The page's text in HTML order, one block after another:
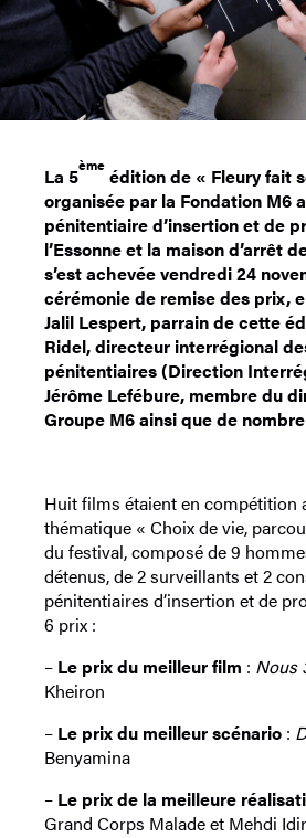
La 5ème édition de « Fleury fait
organisée par la Fondation M6
pénitentiaire d’insertion et de
l’Essonne et la maison d’arrêt
s’est achevée vendredi 24
cérémonie de remise des prix,
Jalil Lespert, parrain de cette
Ridel, directeur interrégional
pénitentiaires (Direction
Jérôme Lefébure, membre du
Groupe M6 ainsi que de
Huit films étaient en compétition
thématique « Choix de vie,
du festival, composé de 9
détenus, de 2 surveillants et 2
pénitentiaires d’insertion et de
6 prix :
– Le prix du meilleur film : Nous
Kheiron
– Le prix du meilleur scénario :
Benyamina
– Le prix de la meilleure
Grand Corps Malade et Mehdi Idir